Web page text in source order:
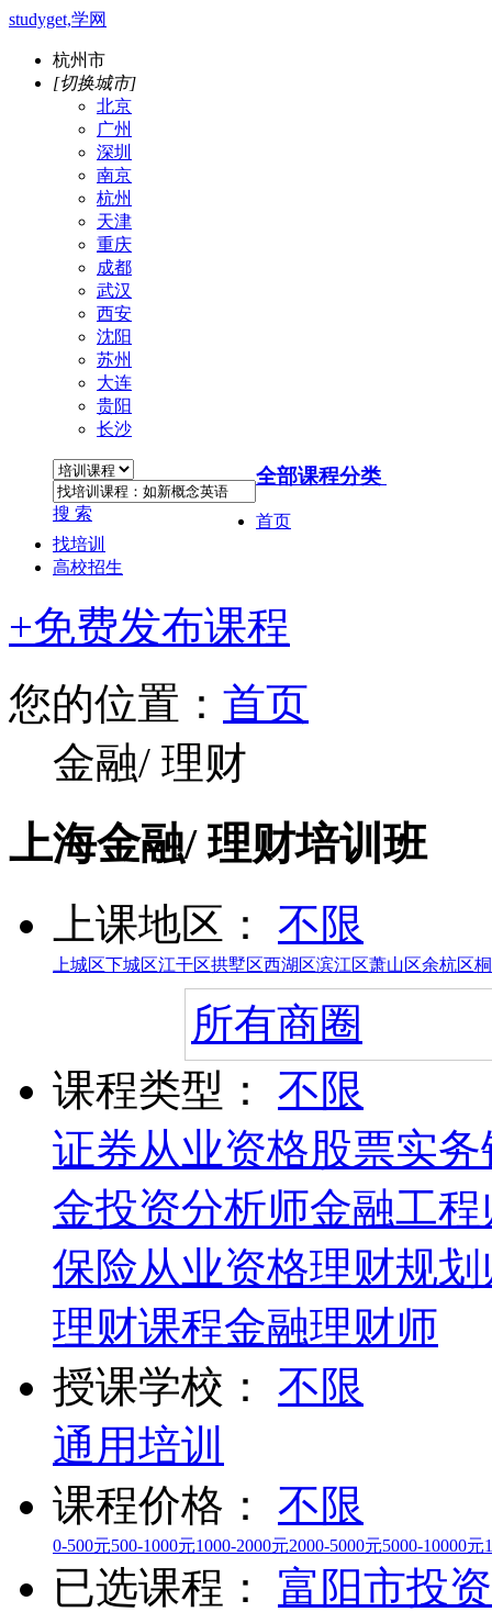
studyget,学网
杭州市
[切换城市]
北京
广州
深圳
南京
杭州
天津
重庆
成都
武汉
西安
沈阳
苏州
大连
贵阳
长沙
搜 索
全部课程分类
首页
找培训
高校招生
+免费发布课程
您的位置： 首页
金融/ 理财
上海金融/ 理财培训班
上课地区： 不限
上城区下城区江干区拱墅区西湖区滨江区萧山区余杭区
所有商圈
课程类型：
不限
证券从业资格股票实务
金投资分析师金融工程
保险从业资格理财规划
理财课程金融理财师
授课学校：
不限
通用培训
课程价格：
不限
0-500元500-1000元1000-2000元2000-5000元5000-10000元
已选课程： 富阳市投